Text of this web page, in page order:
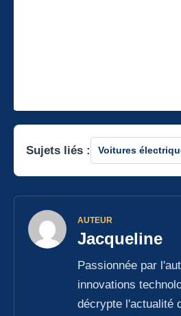
Sujets liés : Voitures
AUTEUR
Jacqueline
Passionnée par
innovations
décrypte l'actualité